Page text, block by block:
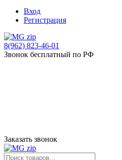
Вход
Регистрация
8(962) 823-46-01
Звонок бесплатный по РФ
Заказать звонок